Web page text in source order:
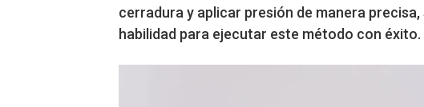
cerradura y aplicar presión de manera
habilidad para ejecutar este método con éxito.